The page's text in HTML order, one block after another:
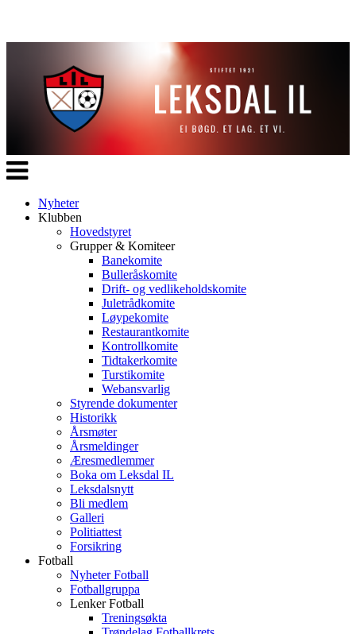
Veksle
navigasjon
Nyheter
Klubben
Hovedstyret
Grupper & Komiteer
Banekomite
Bulleråskomite
Drift- og vedlikeholdskomite
Juletrådkomite
Løypekomite
Restaurantkomite
Kontrollkomite
Tidtakerkomite
Turstikomite
Webansvarlig
Styrende dokumenter
Historikk
Årsmøter
Årsmeldinger
Æresmedlemmer
Boka om Leksdal IL
Leksdalsnytt
Bli medlem
Galleri
Politiattest
Forsikring
Fotball
Nyheter Fotball
Fotballgruppa
Lenker Fotball
Treningsøkta